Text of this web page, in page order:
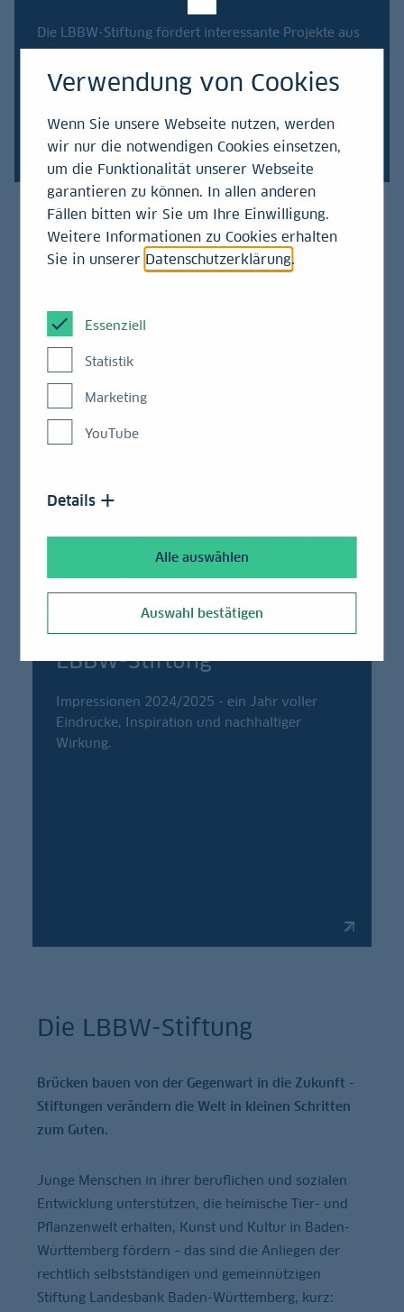
Die LBBW-Stiftung fördert interessante Projekte aus
Ausbildung, Fort- und Weiterbildung.
Förderbeispiele
Video auf Youtube
LBBW-Stiftung
Impressionen 2024/2025 - ein Jahr voller
Eindrücke, Inspiration und nachhaltiger
Wirkung.
Die LBBW-Stiftung
Brücken bauen von der Gegenwart in die Zukunft -
Stiftungen verändern die Welt in kleinen Schritten
zum Guten.
Junge Menschen in ihrer beruflichen und sozialen
Entwicklung unterstützen, die heimische Tier- und
Pflanzenwelt erhalten, Kunst und Kultur in Baden-
Württemberg fördern – das sind die Anliegen der
rechtlich selbstständigen und gemeinnützigen
Stiftung Landesbank Baden-Württemberg, kurz:
Verwendung von Cookies
Wenn Sie unsere Webseite nutzen, werden
wir nur die notwendigen Cookies einsetzen,
um die Funktionalität unserer Webseite
garantieren zu können. In allen anderen
Fällen bitten wir Sie um Ihre Einwilligung.
Weitere Informationen zu Cookies erhalten
Sie in unserer Datenschutzerklärung
Essenziell
Statistik
Marketing
YouTube
Details
Alle auswählen
Auswahl bestätigen